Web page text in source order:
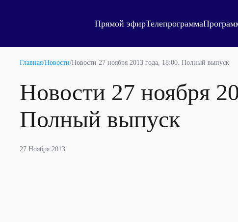
Прямой эфирТелепрограмма
Главная/Новости/Новости 27 ноября 2013 года, 18:00. Полный выпуск
Новости 27 ноября
Полный выпуск
27 Ноября 2013